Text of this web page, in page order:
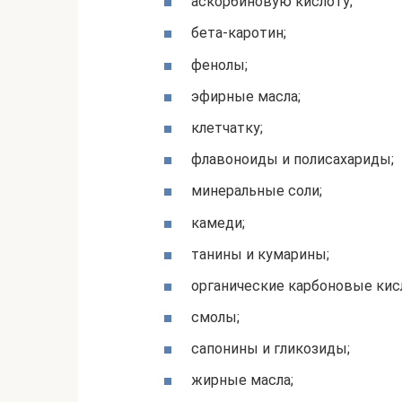
бета-каротин;
фенолы;
эфирные масла;
клетчатку;
флавоноиды и полисахариды;
минеральные соли;
камеди;
танины и кумарины;
органические карбоновые
смолы;
сапонины и гликозиды;
жирные масла;